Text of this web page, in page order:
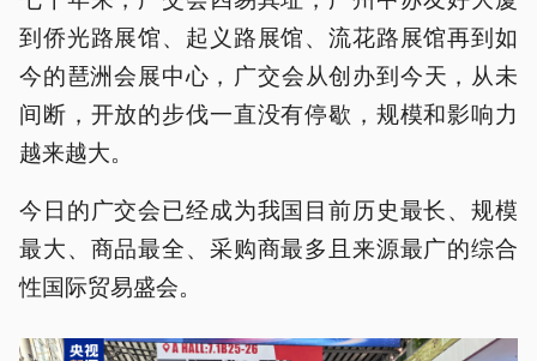
到侨光路展馆、起义路展馆、流花路展馆再到如
今的琶洲会展中心，‌广交会从创办到今天，从未
间断，开放的步伐一直没有停歇，规模和影响力
越来越大。
今日的广交会已经成为我国目前历史最长、规模
最大、商品最全、采购商最多且来源最广的综合
性国际贸易盛会。